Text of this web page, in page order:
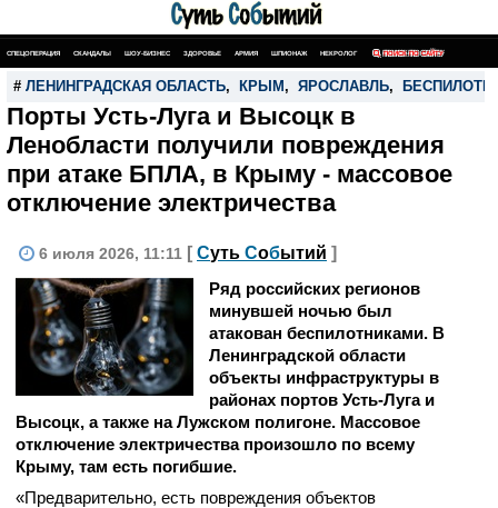
СПЕЦОПЕРАЦИЯ СКАНДАЛЫ ШОУ-БИЗНЕС ЗДОРОВЬЕ АРМИЯ ШПИОНАЖ НЕКРОЛОГ ПОИСК ПО САЙТУ
# ЛЕНИНГРАДСКАЯ ОБЛАСТЬ, КРЫМ , ЯРОСЛАВЛЬ,
Порты Усть-Луга и Высоцк в
Ленобласти получили повреждения
при атаке БПЛА, в Крыму - массовое
отключение электричества
6 июля 2026, 11:11 [ Суть Событий ]
Ряд российских регионов
минувшей ночью был
атакован беспилотниками. В
Ленинградской области
объекты инфраструктуры в
районах портов Усть-Луга и
Высоцк, а также на Лужском полигоне. Массовое
отключение электричества произошло по всему
Крыму, там есть погибшие.
«Предварительно, есть повреждения объектов